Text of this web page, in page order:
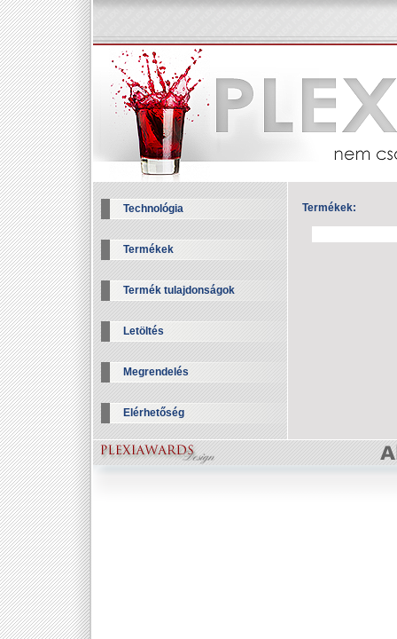
Technológia
Termékek
Termék tulajdonságok
Letöltés
Megrendelés
Elérhetőség
Termékek: